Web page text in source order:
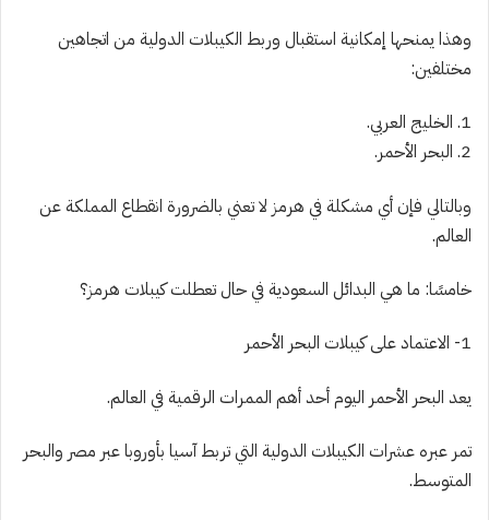
وهذا يمنحها إمكانية استقبال وربط الكيبلات الدولية من اتجاهين
مختلفين:
1. الخليج العربي.
2. البحر الأحمر.
وبالتالي فإن أي مشكلة في هرمز لا تعني بالضرورة انقطاع المملكة عن
العالم.
خامسًا: ما هي البدائل السعودية في حال تعطلت كيبلات هرمز؟
1- الاعتماد على كيبلات البحر الأحمر
يعد البحر الأحمر اليوم أحد أهم الممرات الرقمية في العالم.
تمر عبره عشرات الكيبلات الدولية التي تربط آسيا بأوروبا عبر مصر والبحر
المتوسط.